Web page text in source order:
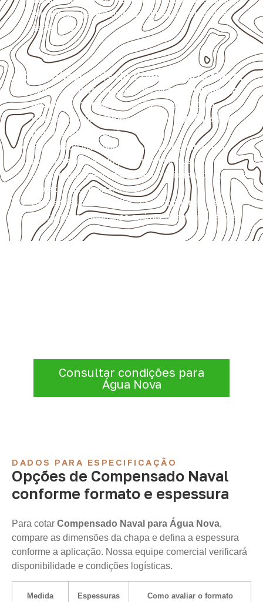
envolva carga, exposição intensa ou requisitos
específicos.
Usos profissionais do Compensado Naval
Móveis, divisórias e componentes de
marcenaria
técnica
, conforme exposição e acabamento.
Revestimentos internos, painéis e divisórias para
projetos profissionais.
Projetos de transporte que utilizam chapas em
revestimentos e componentes internos.
Uso industrial em embalagens, caixas, montagem e
proteção de equipamentos.
Aplicações relacionadas ao setor náutico, sem
presumir uso submerso ou impermeabilidade total.
Consultar condições para
Água Nova
DADOS PARA ESPECIFICAÇÃO
Opções de Compensado Naval
conforme formato e espessura
Para cotar Compensado Naval para Água Nova,
compare as dimensões da chapa e defina a espessura
conforme a aplicação. Nossa equipe comercial verificará
disponibilidade e condições logísticas.
Medida
Espessuras
Como avaliar o formato